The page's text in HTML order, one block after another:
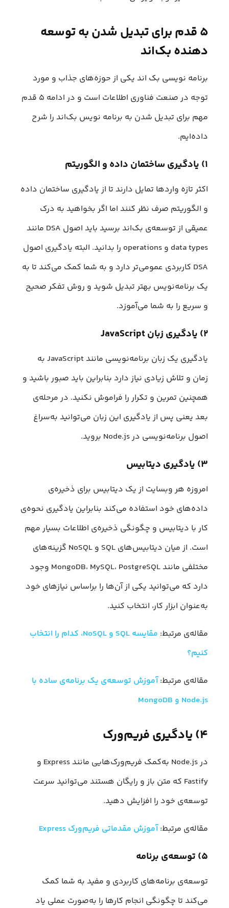
۵ قدم برای تبدیل شدن به توسعه
دهنده بک‌اند
برنامه نویسی بک اند یکی از حوزه‌های جذاب و مورد
توجه در صنعت فناوری اطلاعات است و در ادامه ۵ قدم
مهم برای تبدیل شدن به برنامه نویس بک‌اند را شرح
داده‌ایم.
۱) یادگیری ساختمان داده و الگوریتم
اکثر تازه‌ واردها تمایل دارند تا از یادگیری ساختمان داده
و الگوریتم صرف نظر کنند اما اگر بخواهید به درک
عمیقی از توسعه‌ی بک‌اند برسید باید اصول DSA مانند
data types و operations را بدانید. البته یادگیری اصول
DSA کاربردی عمومی‌تر دارد و به شما کمک می‌کند تا به
یک برنامه‌نویس بهتر تبدیل شوید و روش تفکر صحیح
و سریع را به شما می‌آموزد.
۲) یادگیری زبان JavaScript
یادگیری یک زبان برنامه‌نویسی مانند JavaScript به
زمان و تلاش زیادی نیاز دارد بنابراین باید صبور باشید و
همچنین تمرین و تکرار را فراموش نکنید. در مرحله‌ی
بعد یعنی پس از یادگیری این زبان می‌توانید به‌سراغ
اصول برنامه‌نویسی در Node.js بروید.
۳) یادگیری دیتابیس
امروزه هر وبسایت از یک دیتابیس برای ذخیره‌ی
داده‌های خود استفاده می‌کند بنابراین یادگیری نحوه‌ی
کار با دیتابیس و چگونگی ذخیره‌ی اطلاعات بسیار مهم
است. از میان دیتابیس‌های SQL و NoSQL گزینه‌های
مختلفی مانند MongoDB، MySQL، PostgreSQL وجود
دارد که می‌توانید یکی از آن‌ها را براساس نیازهای خود
به‌عنوان ابزار کار، انتخاب کنید.
مقاله‌ی مرتبط:
مقایسه SQL و NoSQL، کدام را انتخاب
کنیم؟
مقاله‌ی مرتبط:آموزش توسعه‌ی یک برنامه‌ی ساده با
Node.js و MongoDB
۴) یادگیری فریم‌ورک
در Node.js به‌کمک فریم‌ورک‌هایی مانند Express و
Fastify که متن باز و رایگان هستند می‌توانید سرعت
توسعه‌ی خود را افزایش دهید.
مقاله‌ی مرتبط:آموزش مقدماتی فریم‌ورک Express
۵) توسعه‌ی برنامه
توسعه‌ی برنامه‌های کاربردی و مفید به شما کمک
می‌کند تا چگونگی انجام کارها را به‌صورت عملی یاد